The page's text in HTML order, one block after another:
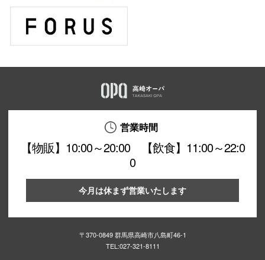
営業時間
【物販】10:00～20:00 【飲食】11:00～22:0
0
今月は休まず営業いたします
〒370-0849 群馬県高崎市八島町46-1
TEL:027-321-8111